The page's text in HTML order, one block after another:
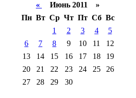
«
Июнь 2011 »
Пн Вт Ср Чт Пт Сб Вс
1
2 3 4
5
6
7 8 9 10 11
12
13
14 15 16 17 18
19
20
21 22 23 24 25
26
27
28 29 30